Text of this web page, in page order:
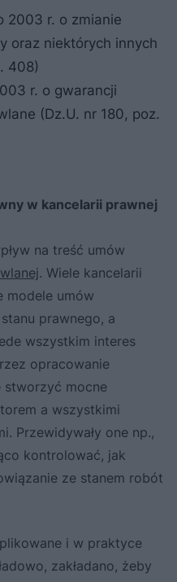
2003 r. o zmianie
oraz niektórych innych
408)
r. o gwarancji
(Dz.U. nr 180, poz.
w kancelarii prawnej
na treść umów
. Wiele kancelarii
modele umów
prawnego, a
wszystkim interes
opracowanie
stworzyć mocne
a wszystkimi
Przewidywały one np.,
kontrolować, jak
ze stanem robót
i w praktyce
zakładano, żeby